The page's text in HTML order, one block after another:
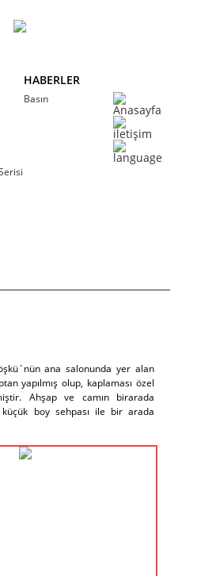
HABERLER
Basın
ana salonunda yer alan
yapılmış olup, kaplaması özel
Ahşap ve camın birarada
küçük boy sehpası ile bir arada